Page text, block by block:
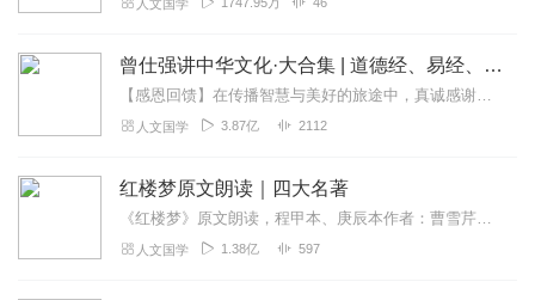
人文国学
曾仕强讲中华文化·大合集 | 道德经、易经、三国演义中的国学
【感恩回馈】在传播智慧与美好的旅途中，真诚感谢每一位伙伴的温暖陪伴与鼎力支持！欢迎曾仕强学堂粉丝听友们入群交流，更多新鲜玩法和福利活动等你！添加微信：zengf...
人文国学 3.87亿 2112
红楼梦原文朗读｜四大名著
《红楼梦》原文朗读，程甲本、庚辰本作者：曹雪芹，朗读：白云出岫、蓝色百合《红楼梦》程甲本和庚辰本是该书两大重要版本。程甲本由程伟元和高鹗于乾隆五十六年（1791...
人文国学 1.38亿 597